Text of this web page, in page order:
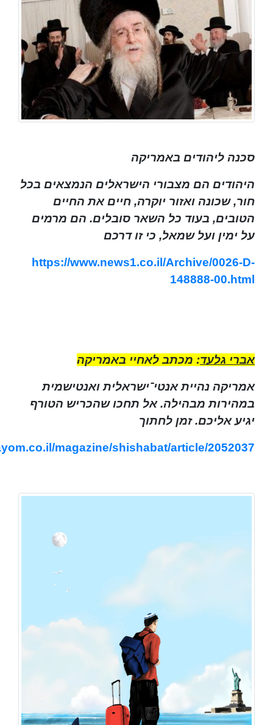
סכנה ליהודים באמריקה
היהודים הם מצבורי הישראלים הנמצאים בכל
חור, שכונה ואזור יוקרה, חיים את החיים
הטובים, בעוד כל השאר סובלים. הם מרמים
על ימין ועל שמאל, כי זו דרכם
https://www.news1.co.il/Archive/0026-D-
148888-00.html
אברי גלעד: מכתב לאחיי באמריקה
אמריקה נהיית אנטי־ישראלית ואנטישמית
במהירות מבהילה. אל תחכו שהכריש הטורף
יגיע אליכם. זמן לחתוך
magazine/shishabat/article/2052037